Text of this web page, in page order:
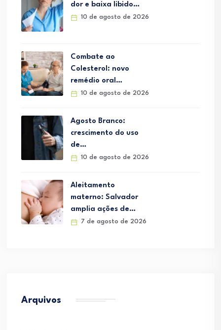
dor e baixa libido…
10 de agosto de 2026
Combate ao
Colesterol: novo
remédio oral…
10 de agosto de 2026
Agosto Branco:
crescimento do uso
de…
10 de agosto de 2026
Aleitamento
materno: Salvador
amplia ações de…
7 de agosto de 2026
Arquivos